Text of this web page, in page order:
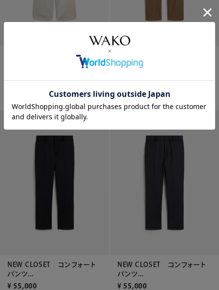
NEW CLOSET タック入りセミ
パンツ...
NEW CLOSET コンフォート
パンツ...
¥ 55,000
NEW CLOSET コンフォート
パンツ...
¥ 55,000